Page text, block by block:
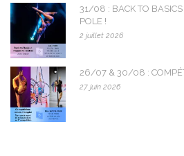
31/08 : BACK TO BASICS
POLE !
2 juillet 2026
26/07 & 30/08 :
27 juin 2026